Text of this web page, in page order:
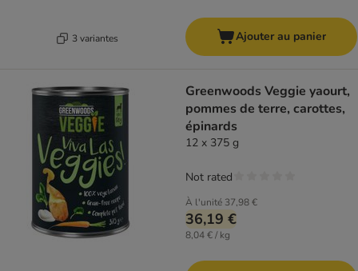
3 variantes Ajouter au panier
Greenwoods Veggie yaourt,
pommes de terre, carottes,
épinards
12 x 375 g
À l'unité 37,98 €
36,19 €
8,04 € / kg
Not rated